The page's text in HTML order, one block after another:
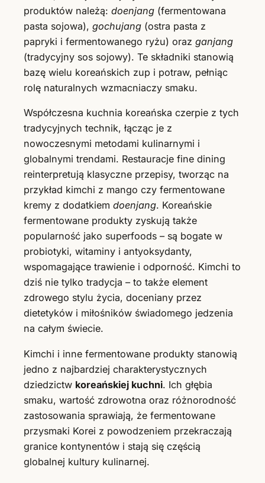
produktów należą: doenjang (fermentowana
pasta sojowa), gochujang (ostra pasta z
papryki i fermentowanego ryżu) oraz ganjang
(tradycyjny sos sojowy). Te składniki stanowią
bazę wielu koreańskich zup i potraw, pełniąc
rolę naturalnych wzmacniaczy smaku.
Współczesna kuchnia koreańska czerpie z tych
tradycyjnych technik, łącząc je z
nowoczesnymi metodami kulinarnymi i
globalnymi trendami. Restauracje fine dining
reinterpretują klasyczne przepisy, tworząc na
przykład kimchi z mango czy fermentowane
kremy z dodatkiem doenjang. Koreańskie
fermentowane produkty zyskują także
popularność jako superfoods – są bogate w
probiotyki, witaminy i antyoksydanty,
wspomagające trawienie i odporność. Kimchi to
dziś nie tylko tradycja – to także element
zdrowego stylu życia, doceniany przez
dietetyków i miłośników świadomego jedzenia
na całym świecie.
Kimchi i inne fermentowane produkty stanowią
jedno z najbardziej charakterystycznych
dziedzictw koreańskiej kuchni. Ich głębia
smaku, wartość zdrowotna oraz różnorodność
zastosowania sprawiają, że fermentowane
przysmaki Korei z powodzeniem przekraczają
granice kontynentów i stają się częścią
globalnej kultury kulinarnej.